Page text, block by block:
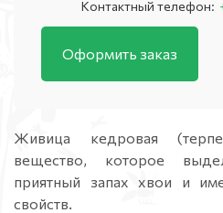
Контактный телефон:
Оформить заказ
Живица кедровая
вещество, которое
приятный запах хвои и
свойств.